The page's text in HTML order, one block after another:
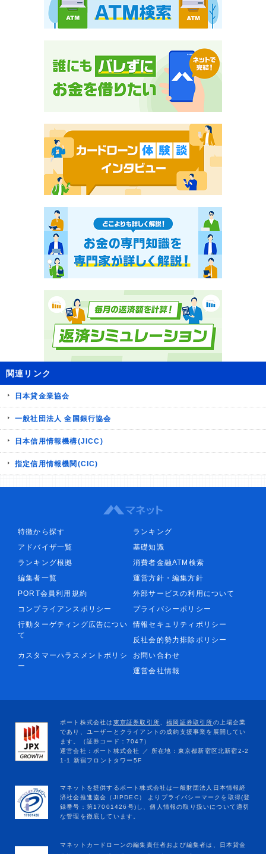
関連リンク
日本貸金業協会
一般社団法人 全国銀行協会
日本信用情報機構(JICC)
指定信用情報機関(CIC)
特徴から探す
ランキング
アドバイザ一覧
基礎知識
ランキング根拠
消費者金融ATM検索
編集者一覧
運営方針・編集方針
PORT会員利用規約
外部サービスの利用について
コンプライアンスポリシー
プライバシーポリシー
行動ターゲティング広告につい
て
情報セキュリティポリシー
反社会的勢力排除ポリシー
カスタマーハラスメントポリシ
ー
お問い合わせ
運営会社情報
マネットカードローンの編集責任者および編集者は、日本貸金